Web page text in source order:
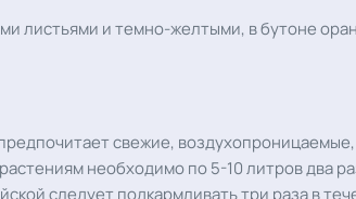
листьями и темно-желтыми, в бутоне
свежие,
необходимо по 5-10 литров два
следует подкармливать три раза в